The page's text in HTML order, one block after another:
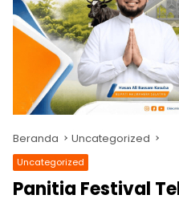
Beranda Uncategorized
Uncategorized
Panitia Festival